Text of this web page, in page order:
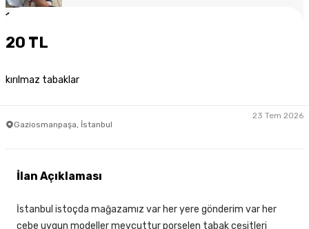
1
20 TL
kırılmaz tabaklar
Gaziosmanpaşa, İstanbul
23 Tem 2026
İlan Açıklaması
İstanbul istoçda mağazamız var her yere gönderim var her
cebe uygun modeller mevcuttur porselen tabak çeşitleri